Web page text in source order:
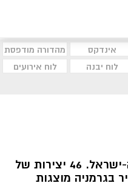
אינדקס
מהדורה מודפסת
לוח יבנה
לוח אירועים
תערוכה בינלאומית גרמניה-ישראל. 46 יצירות של
בגרמניה מוצגות